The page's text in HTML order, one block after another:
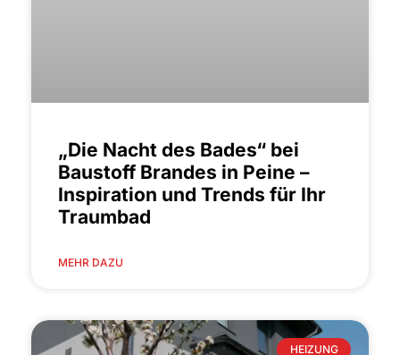
„Die Nacht des Bades“ bei
Baustoff Brandes in Peine –
Inspiration und Trends für Ihr
Traumbad
MEHR DAZU
HEIZUNG